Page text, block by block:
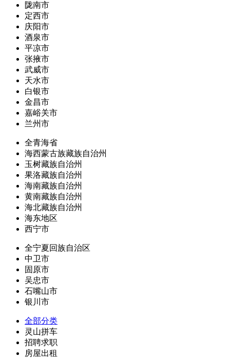
陇南市
定西市
庆阳市
酒泉市
平凉市
张掖市
武威市
天水市
白银市
金昌市
嘉峪关市
兰州市
全青海省
海西蒙古族藏族自治州
玉树藏族自治州
果洛藏族自治州
海南藏族自治州
黄南藏族自治州
海北藏族自治州
海东地区
西宁市
全宁夏回族自治区
中卫市
固原市
吴忠市
石嘴山市
银川市
全部分类
灵山拼车
招聘求职
房屋出租